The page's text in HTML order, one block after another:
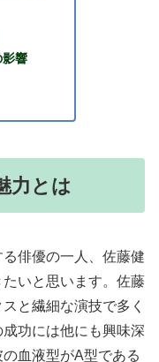
響
力とは
俳優の一人、佐藤健
いと思います。佐藤
と繊細な演技で多く
功には他にも興味深
血液型がA型である